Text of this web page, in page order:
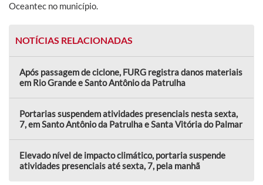
Oceantec no município.
NOTÍCIAS RELACIONADAS
Após passagem de ciclone, FURG registra danos materiais
em Rio Grande e Santo Antônio da Patrulha
Portarias suspendem atividades presenciais nesta sexta,
7, em Santo Antônio da Patrulha e Santa Vitória do Palmar
Elevado nível de impacto climático, portaria suspende
atividades presenciais até sexta, 7, pela manhã